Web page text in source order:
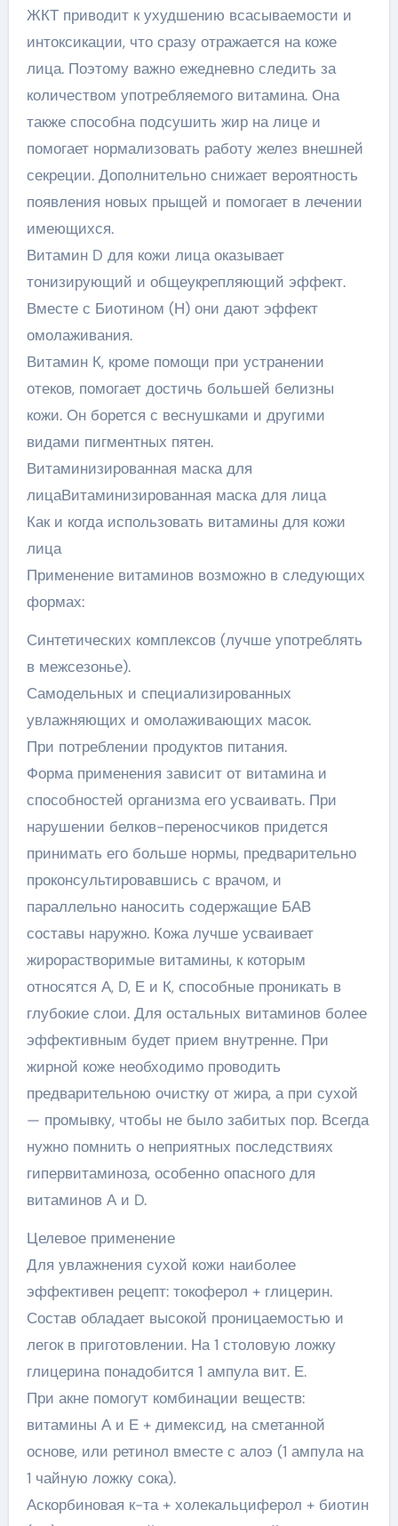
ЖКТ приводит к ухудшению всасываемости и
интоксикации, что сразу отражается на коже
лица. Поэтому важно ежедневно следить за
количеством употребляемого витамина. Она
также способна подсушить жир на лице и
помогает нормализовать работу желез внешней
секреции. Дополнительно снижает вероятность
появления новых прыщей и помогает в лечении
имеющихся.
Витамин D для кожи лица оказывает
тонизирующий и общеукрепляющий эффект.
Вместе с Биотином (Н) они дают эффект
омолаживания.
Витамин К, кроме помощи при устранении
отеков, помогает достичь большей белизны
кожи. Он борется с веснушками и другими
видами пигментных пятен.
Витаминизированная маска для
лицаВитаминизированная маска для лица
Как и когда использовать витамины для кожи
лица
Применение витаминов возможно в следующих
формах:
Синтетических комплексов (лучше употреблять
в межсезонье).
Самодельных и специализированных
увлажняющих и омолаживающих масок.
При потреблении продуктов питания.
Форма применения зависит от витамина и
способностей организма его усваивать. При
нарушении белков-переносчиков придется
принимать его больше нормы, предварительно
проконсультировавшись с врачом, и
параллельно наносить содержащие БАВ
составы наружно. Кожа лучше усваивает
жирорастворимые витамины, к которым
относятся А, D, Е и К, способные проникать в
глубокие слои. Для остальных витаминов более
эффективным будет прием внутренне. При
жирной коже необходимо проводить
предварительною очистку от жира, а при сухой
— промывку, чтобы не было забитых пор. Всегда
нужно помнить о неприятных последствиях
гипервитаминоза, особенно опасного для
витаминов А и D.
Целевое применение
Для увлажнения сухой кожи наиболее
эффективен рецепт: токоферол + глицерин.
Состав обладает высокой проницаемостью и
легок в приготовлении. На 1 столовую ложку
глицерина понадобится 1 ампула вит. Е.
При акне помогут комбинации веществ:
витамины А и Е + димексид, на сметанной
основе, или ретинол вместе с алоэ (1 ампула на
1 чайную ложку сока).
Аскорбиновая к-та + холекальциферол + биотин